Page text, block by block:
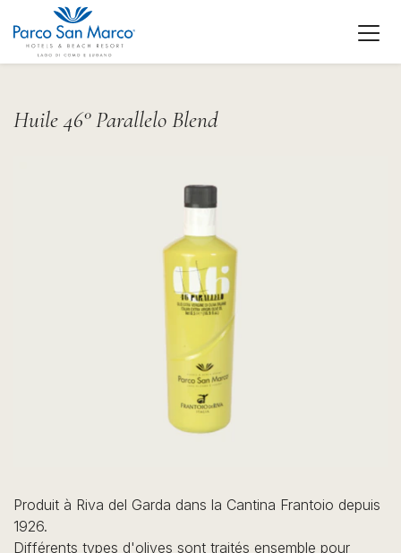
Huile 46° Parallelo Blend
Produit à Riva del Garda dans la Cantina Frantoio depuis
1926.
Différents types d'olives sont traités ensemble pour